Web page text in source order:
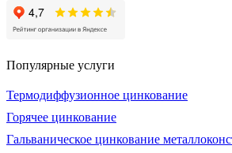
Популярные услуги
Термодиффузионное цинкование
Горячее цинкование
Гальваническое цинкование